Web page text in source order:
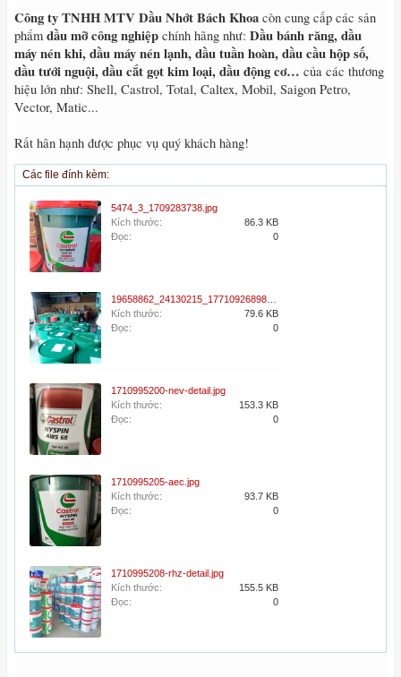
Công ty TNHH MTV Dầu Nhớt Bách Khoa còn cung cấp các sản
phẩm dầu mỡ công nghiệp chính hãng như: Dầu bánh răng, dầu
máy nén khi, dầu máy nén lạnh, dầu tuần hoàn, dầu cầu hộp số,
dầu tưới nguội, dầu cắt gọt kim loại, dầu động cơ… của các thương
hiệu lớn như: Shell, Castrol, Total, Caltex, Mobil, Saigon Petro,
Vector, Matic...
Rất hân hạnh được phục vụ quý khách hàng!
Các file đính kèm:
5474_3_1709283738.jpg
Kích thước:
86.3 KB
Đọc:
0
Kích thước:
79.6 KB
Đọc:
0
1710995200-nev-detail.jpg
Kích thước:
153.3 KB
Đọc:
0
1710995205-aec.jpg
Kích thước:
93.7 KB
Đọc:
0
1710995208-rhz-detail.jpg
Kích thước:
155.5 KB
Đọc:
0